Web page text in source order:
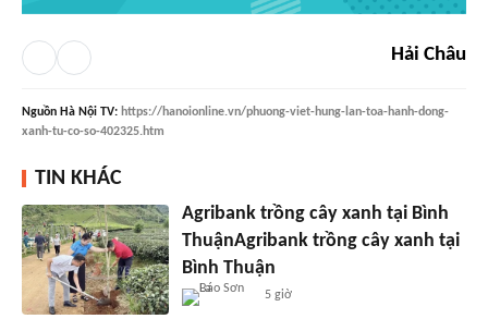
Hải Châu
Nguồn Hà Nội TV: https://hanoionline.vn/phuong-viet-hung-lan-toa-hanh-dong-
xanh-tu-co-so-402325.htm
TIN KHÁC
Agribank trồng cây xanh tại Bình
ThuậnAgribank trồng cây xanh tại
Bình Thuận
5 giờ